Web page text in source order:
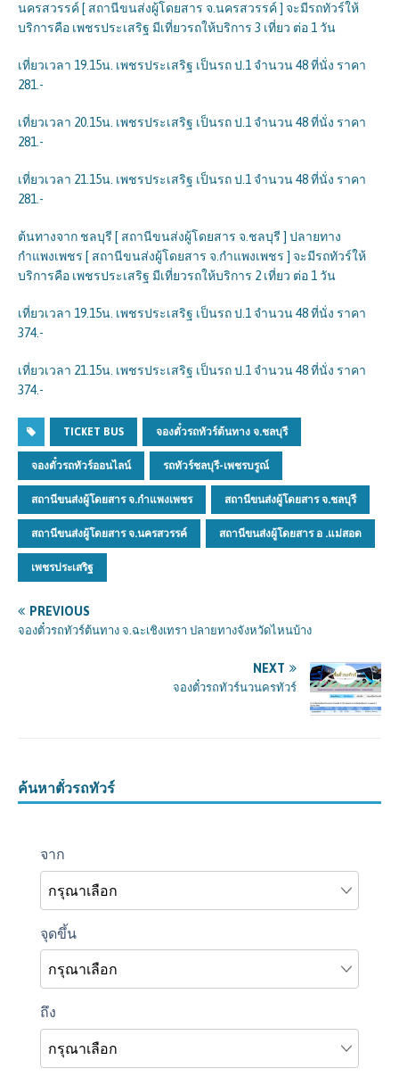
นครสวรรค์ [ สถานีขนส่งผู้โดยสาร จ.นครสวรรค์ ] จะมีรถทัวร์ให้
บริการคือ เพชรประเสริฐ มีเที่ยวรถให้บริการ 3 เที่ยว ต่อ 1 วัน
เที่ยวเวลา 19.15น. เพชรประเสริฐ เป็นรถ ป.1 จำนวน 48 ที่นั่ง ราคา
281.-
เที่ยวเวลา 20.15น. เพชรประเสริฐ เป็นรถ ป.1 จำนวน 48 ที่นั่ง ราคา
281.-
เที่ยวเวลา 21.15น. เพชรประเสริฐ เป็นรถ ป.1 จำนวน 48 ที่นั่ง ราคา
281.-
ต้นทางจาก ชลบุรี [ สถานีขนส่งผู้โดยสาร จ.ชลบุรี ] ปลายทาง
กำแพงเพชร [ สถานีขนส่งผู้โดยสาร จ.กำแพงเพชร ] จะมีรถทัวร์ให้
บริการคือ เพชรประเสริฐ มีเที่ยวรถให้บริการ 2 เที่ยว ต่อ 1 วัน
เที่ยวเวลา 19.15น. เพชรประเสริฐ เป็นรถ ป.1 จำนวน 48 ที่นั่ง ราคา
374.-
เที่ยวเวลา 21.15น. เพชรประเสริฐ เป็นรถ ป.1 จำนวน 48 ที่นั่ง ราคา
374.-
TICKET BUS จองตั๋วรถทัวร์ต้นทาง จ.ชลบุรี
จองตั๋วรถทัวร์ออนไลน์ รถทัวร์ชลบุรี-เพชรบรูณ์
สถานีขนส่งผู้โดยสาร จ.กำแพงเพชร สถานีขนส่งผู้โดยสาร จ.ชลบุรี
สถานีขนส่งผู้โดยสาร จ.นครสวรรค์ สถานีขนส่งผู้โดยสาร อ .แม่สอด
เพชรประเสริฐ
PREVIOUS
จองตั๋วรถทัวร์ต้นทาง จ.ฉะเชิงเทรา ปลายทางจังหวัดไหนบ้าง
NEXT
จองตั๋วรถทัวร์นวนครทัวร์
ค้นหาตั๋วรถทัวร์